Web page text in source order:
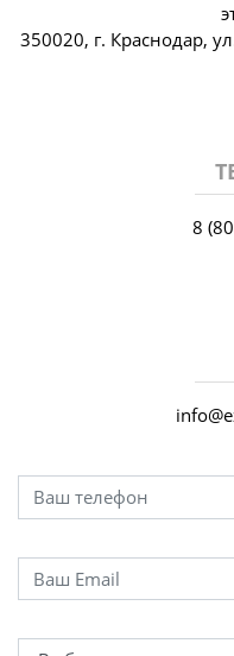
350020, г. Краснодар,
8